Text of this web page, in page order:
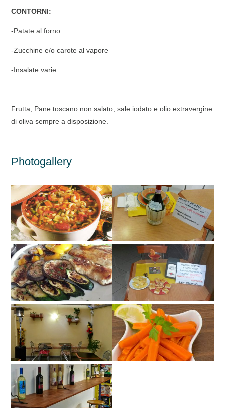
CONTORNI:
-Patate al forno
-Zucchine e/o carote al vapore
-Insalate varie
Frutta, Pane toscano non salato, sale iodato e olio extravergine
di oliva sempre a disposizione.
Photogallery